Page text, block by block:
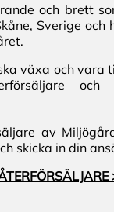
och brett
Sverige
växa och vara
och
av
skicka in din